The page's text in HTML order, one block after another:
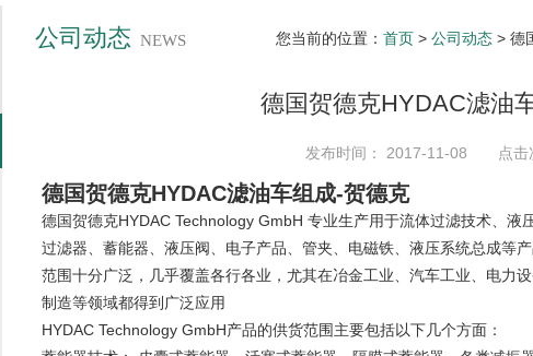
公司动态 NEWS 您当前的位置： 首页 > 公司动态 > 德
德国贺德克HYDAC滤油
发布时间： 2017-11-08 点击
德国贺德克HYDAC滤油车组成-贺德克
德国贺德克HYDAC Technology GmbH 专业生产用于流体过滤技术、液
过滤器、蓄能器、液压阀、电子产品、管夹、电磁铁、液压系统总成等
范围十分广泛，几乎覆盖各行各业，尤其在冶金工业、汽车工业、电力
制造等领域都得到广泛应用
HYDAC Technology GmbH产品的供货范围主要包括以下几个方面：